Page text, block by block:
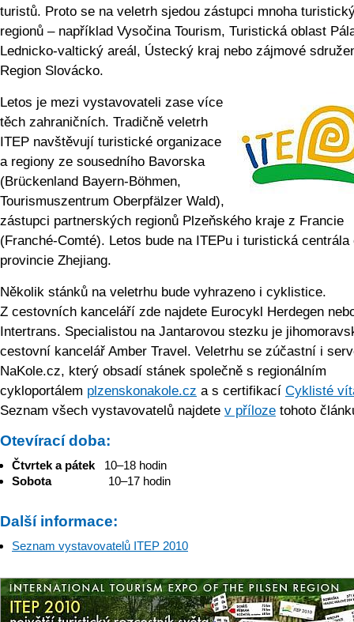
turistů. Proto se na veletrh sjedou zástupci mnoha
regionů – například Vysočina Tourism, Turistická oblast
Lednicko-valtický areál, Ústecký kraj nebo zájmové
Region Slovácko.
Letos je mezi vystavovateli zase více
těch zahraničních. Tradičně veletrh
ITEP navštěvují turistické organizace
a regiony ze sousedního Bavorska
(Brückenland Bayern-Böhmen,
Tourismuszentrum Oberpfälzer Wald),
zástupci partnerských regionů Plzeňského kraje z Francie
(Franché-Comté). Letos bude na ITEPu i turistická
provincie Zhejiang.
Několik stánků na veletrhu bude vyhrazeno i cyklistice.
Z cestovních kanceláří zde najdete Eurocykl Herdegen
Intertrans. Specialistou na Jantarovou stezku je
cestovní kancelář Amber Travel. Veletrhu se zúčastní i
NaKole.cz, který obsadí stánek společně s regionálním
cykloportálem plzenskonakole.cz a s certifikací Cyklisté
Seznam všech vystavovatelů najdete v příloze tohoto
Otevírací doba:
Čtvrtek a pátek 10–18 hodin
Sobota 10–17 hodin
Další informace:
Seznam vystavovatelů ITEP 2010